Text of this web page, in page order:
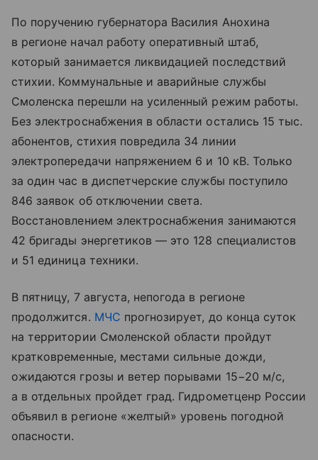
По поручению губернатора Василия Анохина
в регионе начал работу оперативный штаб,
который занимается ликвидацией последствий
стихии. Коммунальные и аварийные службы
Смоленска перешли на усиленный режим работы.
Без электроснабжения в области остались 15 тыс.
абонентов, стихия повредила 34 линии
электропередачи напряжением 6 и 10 кВ. Только
за один час в диспетчерские службы поступило
846 заявок об отключении света.
Восстановлением электроснабжения занимаются
42 бригады энергетиков — это 128 специалистов
и 51 единица техники.
В пятницу, 7 августа, непогода в регионе
продолжится. МЧС прогнозирует, до конца суток
на территории Смоленской области пройдут
кратковременные, местами сильные дожди,
ожидаются грозы и ветер порывами 15−20 м/с,
а в отдельных пройдет град. Гидрометценр России
объявил в регионе «желтый» уровень погодной
опасности.